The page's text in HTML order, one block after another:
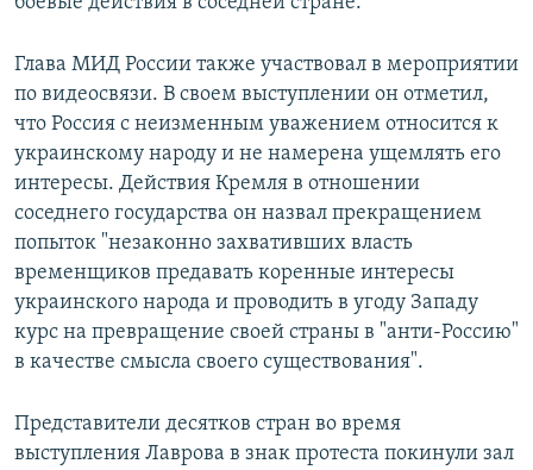
Глава МИД России также участвовал в мероприятии
по видеосвязи. В своем выступлении он отметил,
что Россия с неизменным уважением относится к
украинскому народу и не намерена ущемлять его
интересы. Действия Кремля в отношении
соседнего государства он назвал прекращением
попыток "незаконно захвативших власть
временщиков предавать коренные интересы
украинского народа и проводить в угоду Западу
курс на превращение своей страны в "анти-Россию"
в качестве смысла своего существования".
Представители десятков стран во время
выступления Лаврова в знак протеста покинули зал